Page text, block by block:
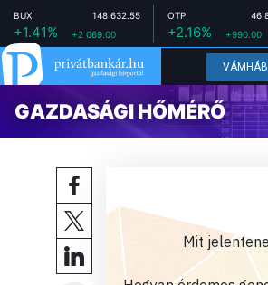
BUX 148 632.55
+1.41% +2 069.00
OTP 46
+2.16% +990.00
GAZDASÁGI HŐMÉRŐ
Mit